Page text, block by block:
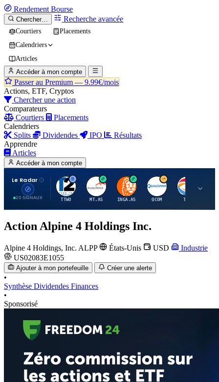
Rendement Bourse
Chercher… Recherche avancée
Courtiers
Placements
Calendriers
Articles
Accéder à mon compte
Passer au Premium — 9.99€/mois
Actions, ETF, Cryptos
Chercher une action
Comparateurs
Courtiers
Placements
Calendriers
Splits
Dividendes IPO
Résultats
Apprendre
Articles
Accéder à mon compte
Le Radar
20 SIGNAUX
T
TTWO
A
MT.AS
I
INGA.AS
Q
QCOM
T
TTE
Action Alpine 4 Holdings Inc.
Alpine 4 Holdings, Inc. ALPP États-Unis USD
Industrie
US02083E1055
Ajouter à mon portefeuille Créer une alerte
•
Synthèse Dividendes Finances
•
Sponsorisé